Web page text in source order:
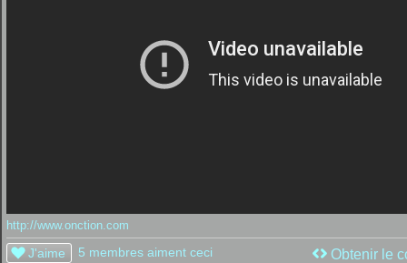
http://www.onction.com
J'aime 5 membres aiment ceci Obtenir le